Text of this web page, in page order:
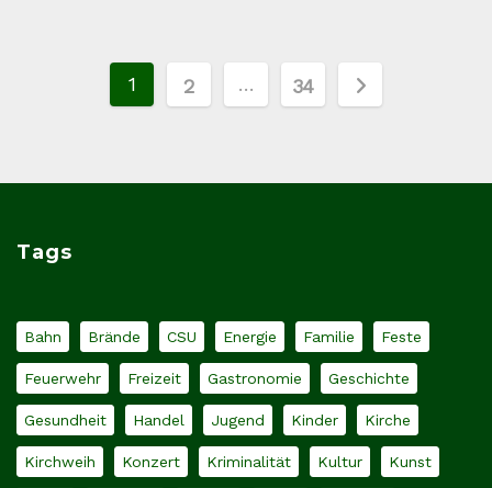
Seitennummerierung
Beiträge
1 2 … 34
Tags
Bahn Brände CSU Energie Familie Feste
Feuerwehr Freizeit Gastronomie Geschichte
Gesundheit Handel Jugend Kinder Kirche
Kirchweih Konzert Kriminalität Kultur Kunst